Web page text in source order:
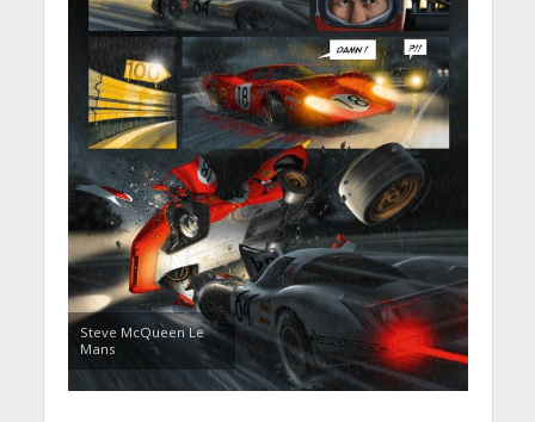
Steve McQueen Le
Mans